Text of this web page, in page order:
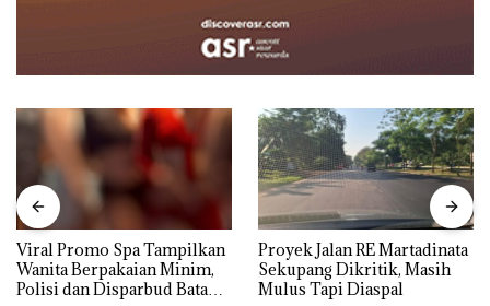
Viral Promo Spa Tampilkan
Wanita Berpakaian Minim,
Polisi dan Disparbud Batam
Proyek Jalan RE Martadinata
Sekupang Dikritik, Masih
Mulus Tapi Diaspal